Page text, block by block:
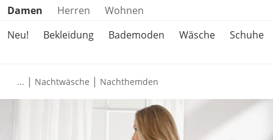
Produktkategorien überspringen
Damen Herren
Wohnen
Neu!
Bekleidung Bademoden Wäsche Schuhe
... | Nachtwäsche | Nachthemden